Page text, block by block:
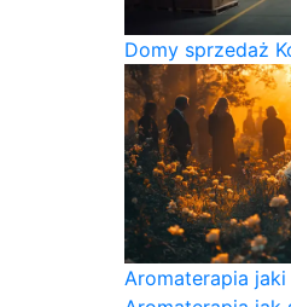
Domy sprzedaż
Aromaterapia